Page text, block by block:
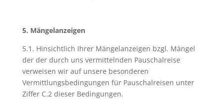
5. Mängelanzeigen
5.1. Hinsichtlich Ihrer Mängelanzeigen bzgl. Mängel
der der durch uns vermittelnden Pauschalreise
verweisen wir auf unsere besonderen
Vermittlungsbedingungen für Pauschalreisen unter
Ziffer C.2 dieser Bedingungen.